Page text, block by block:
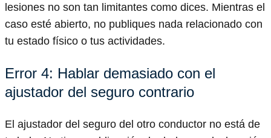
lesiones no son tan limitantes como dices. Mientras el
caso esté abierto, no publiques nada relacionado con
tu estado físico o tus actividades.
Error 4: Hablar demasiado con el
ajustador del seguro contrario
El ajustador del seguro del otro conductor no está de